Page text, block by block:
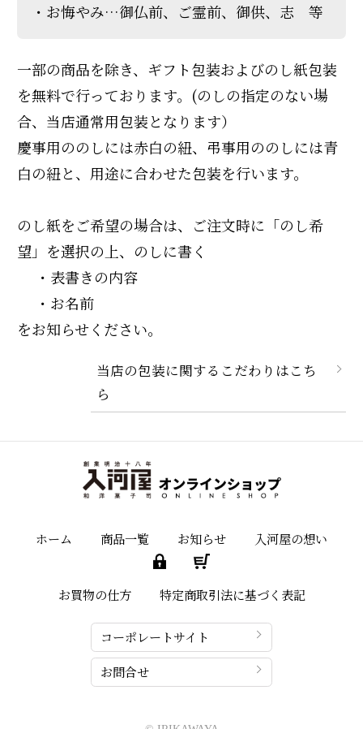
お悔やみ…御仏前、ご霊前、御供、志 等
一部の商品を除き、ギフト包装およびのし紙包装
を無料で行っております。(のしの指定のない場
合、当店通常用包装となります）
慶事用ののしには赤白の紐、弔事用ののしには青
白の紐と、用途に合わせた包装を行います。
のし紙をご希望の場合は、ご注文時に「のし希
望」を選択の上、のしに書く
・表書きの内容
・お名前
をお知らせください。
当店の包装に関するこだわりはこち
ら
ホーム 商品一覧 お知らせ 入河屋の想い
お買物の仕方 特定商取引法に基づく表記
お問合せ
コーポレートサイト